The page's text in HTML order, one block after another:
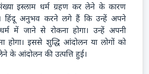
इस्लाम धर्म ग्रहण कर लेने के कारण
हिंदू अनुभव करने लगे हैं कि उन्हें अपने
में जाने से रोकना होगा। उन्हें अपनी
होगा। इससे शुद्धि आंदोलन या लोगों को
के आंदोलन की उत्पत्ति हुई।